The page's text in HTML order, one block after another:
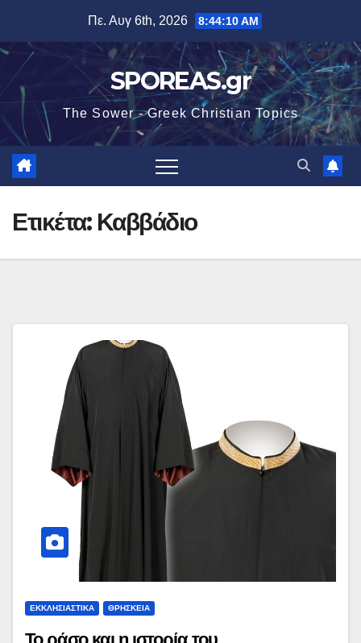
περιεχόμενο
Πε. Αυγ 6th, 2026 8:44:11 AM
SPOREAS.gr
The Sower - Greek Christian Topics
Ετικέτα: Καββάδιο
ΕΚΚΛΗΣΙΑΣΤΙΚΑ ΘΡΗΣΚΕΙΑ